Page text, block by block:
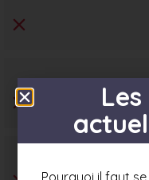
Pourquoi il faut